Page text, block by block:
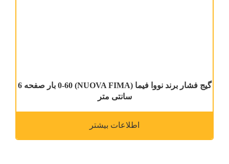
گیج فشار برند نووا فیما (NUOVA FIMA) 0-60 بار صفحه 6
سانتی متر
اطلاعات بیشتر